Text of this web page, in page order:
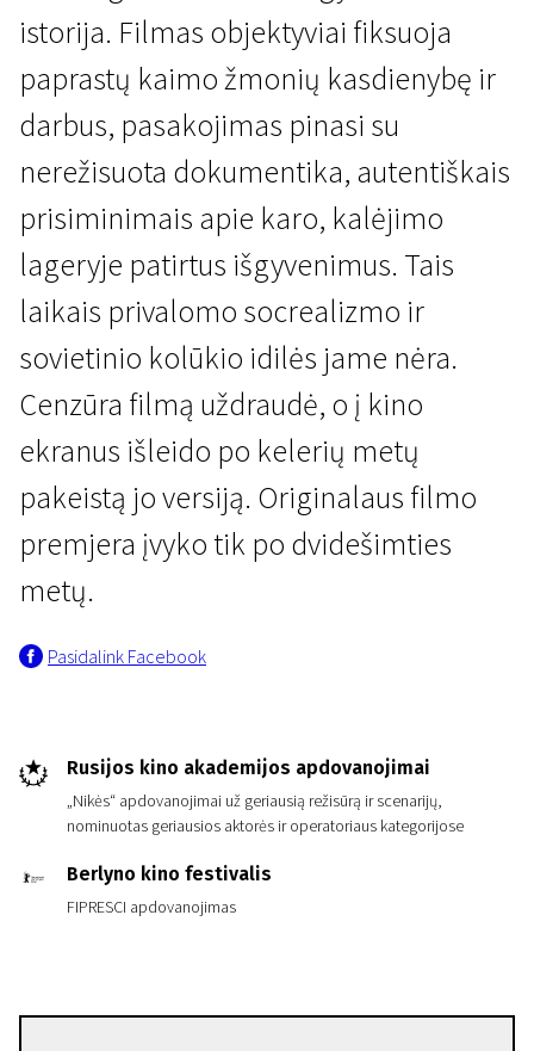
istorija. Filmas objektyviai fiksuoja
paprastų kaimo žmonių kasdienybę ir
darbus, pasakojimas pinasi su
nerežisuota dokumentika, autentiškais
prisiminimais apie karo, kalėjimo
lageryje patirtus išgyvenimus. Tais
laikais privalomo socrealizmo ir
sovietinio kolūkio idilės jame nėra.
Cenzūra filmą uždraudė, o į kino
ekranus išleido po kelerių metų
pakeistą jo versiją. Originalaus filmo
premjera įvyko tik po dvidešimties
metų.
Pasidalink Facebook
Rusijos kino akademijos apdovanojimai
„Nikės“ apdovanojimai už geriausią režisūrą ir scenarijų,
nominuotas geriausios aktorės ir operatoriaus kategorijose
Berlyno kino festivalis
FIPRESCI apdovanojimas